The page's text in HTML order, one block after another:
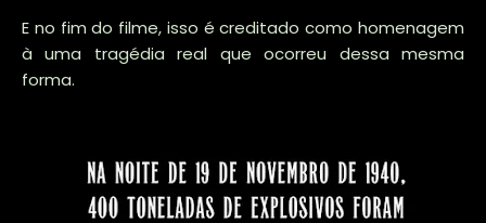
E no fim do filme, isso é creditado como homenagem
à uma tragédia real que ocorreu dessa mesma
forma.